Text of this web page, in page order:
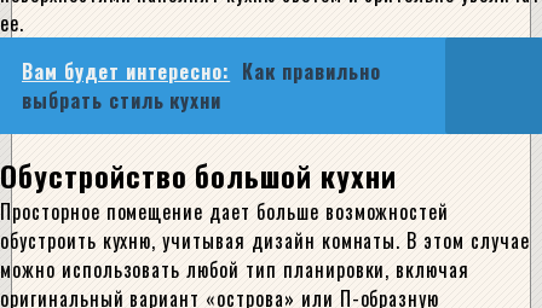
ее.
Вам будет интересно: Как правильно
выбрать стиль кухни
Обустройство большой кухни
Просторное помещение дает больше возможностей
обустроить кухню, учитывая дизайн комнаты. В этом случае
можно использовать любой тип планировки, включая
оригинальный вариант «острова» или П-образную